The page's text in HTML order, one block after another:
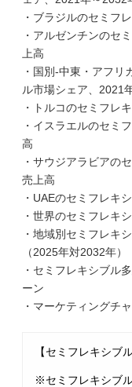
・ブラジルのセミフ
・アルゼンチンのセ
上高
・国別-中東・アフリ
ル市場シェア、2021
・トルコのセミフレ
・イスラエルのセミ
高
・サウジアラビアの
売上高
・UAEのセミフレキ
・世界のセミフレキ
・地域別セミフレキ
（2025年対2032年）
・セミフレキシブル
ーン
・マーケティングチ
【セミフレキシブ
※セミフレキシブ